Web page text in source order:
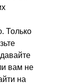
Только
вам не
на